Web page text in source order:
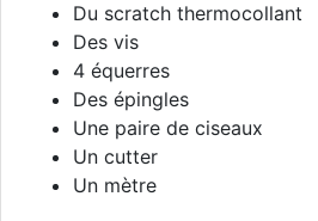
Du scratch thermocollant
Des vis
4 équerres
Des épingles
Une paire de ciseaux
Un cutter
Un mètre